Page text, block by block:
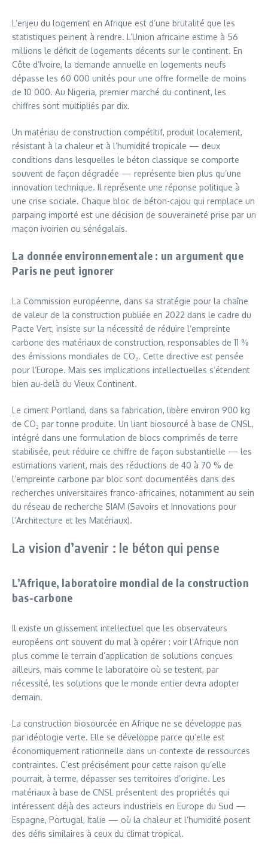
L’enjeu du logement en Afrique est d’une brutalité que les
statistiques peinent à rendre. L’Union africaine estime à 56
millions le déficit de logements décents sur le continent. En
Côte d’Ivoire, la demande annuelle en logements neufs
dépasse les 60 000 unités pour une offre formelle de moins
de 10 000. Au Nigeria, premier marché du continent, les
chiffres sont multipliés par dix.
Un matériau de construction compétitif, produit localement,
résistant à la chaleur et à l’humidité tropicale — deux
conditions dans lesquelles le béton classique se comporte
souvent de façon dégradée — représente bien plus qu’une
innovation technique. Il représente une réponse politique à
une crise sociale. Chaque bloc de béton-cajou qui remplace un
parpaing importé est une décision de souveraineté prise par un
maçon ivoirien ou sénégalais.
La donnée environnementale : un argument que
Paris ne peut ignorer
La Commission européenne, dans sa stratégie pour la chaîne
de valeur de la construction publiée en 2022 dans le cadre du
Pacte Vert, insiste sur la nécessité de réduire l’empreinte
carbone des matériaux de construction, responsables de 11 %
des émissions mondiales de CO₂. Cette directive est pensée
pour l’Europe. Mais ses implications intellectuelles s’étendent
bien au-delà du Vieux Continent.
Le ciment Portland, dans sa fabrication, libère environ 900 kg
de CO₂ par tonne produite. Un liant biosourcé à base de CNSL,
intégré dans une formulation de blocs comprimés de terre
stabilisée, peut réduire ce chiffre de façon substantielle — les
estimations varient, mais des réductions de 40 à 70 % de
l’empreinte carbone par bloc sont documentées dans des
recherches universitaires franco-africaines, notamment au sein
du réseau de recherche SIAM (Savoirs et Innovations pour
l’Architecture et les Matériaux).
La vision d’avenir : le béton qui pense
L’Afrique, laboratoire mondial de la construction
bas-carbone
Il existe un glissement intellectuel que les observateurs
européens ont souvent du mal à opérer : voir l’Afrique non
plus comme le terrain d’application de solutions conçues
ailleurs, mais comme le laboratoire où se testent, par
nécessité, les solutions que le monde entier devra adopter
demain.
La construction biosourcée en Afrique ne se développe pas
par idéologie verte. Elle se développe parce qu’elle est
économiquement rationnelle dans un contexte de ressources
contraintes. C’est précisément pour cette raison qu’elle
pourrait, à terme, dépasser ses territoires d’origine. Les
matériaux à base de CNSL présentent des propriétés qui
intéressent déjà des acteurs industriels en Europe du Sud —
Espagne, Portugal, Italie — où la chaleur et l’humidité posent
des défis similaires à ceux du climat tropical.